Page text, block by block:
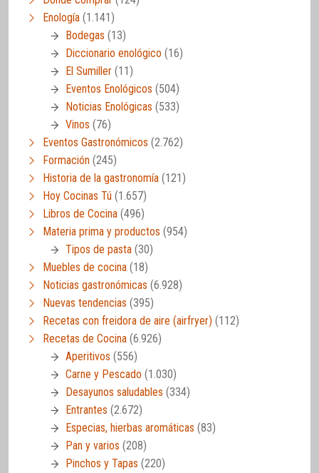
Enología (1.141)
Bodegas (13)
Diccionario enológico (16)
El Sumiller (11)
Eventos Enológicos (504)
Noticias Enológicas (533)
Vinos (76)
Eventos Gastronómicos (2.762)
Formación (245)
Historia de la gastronomía (121)
Hoy Cocinas Tú (1.657)
Libros de Cocina (496)
Materia prima y productos (954)
Tipos de pasta (30)
Muebles de cocina (18)
Noticias gastronómicas (6.928)
Nuevas tendencias (395)
Recetas con freidora de aire (airfryer) (112)
Recetas de Cocina (6.926)
Aperitivos (556)
Carne y Pescado (1.030)
Desayunos saludables (334)
Entrantes (2.672)
Especias, hierbas aromáticas (83)
Pan y varios (208)
Pinchos y Tapas (220)